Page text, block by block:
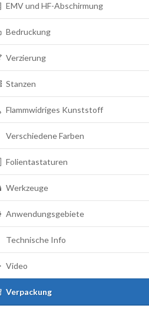
EMV und HF-Abschirmung
Bedruckung
Verzierung
Stanzen
Flammwidriges Kunststoff
Verschiedene Farben
Folientastaturen
Werkzeuge
Anwendungsgebiete
Technische Info
Video
Verpackung